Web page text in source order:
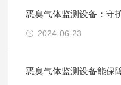
恶臭气体监测设备：守
2024-06-23
恶臭气体监测设备能保